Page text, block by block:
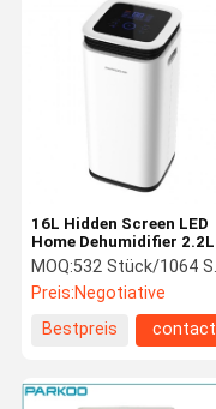
16L Hidden Screen LED
Home Dehumidifier 2.2L
Tank Tower 360°
Windkanäle Intelligente
Touchsteuerung der
Luftfeuchtigkeit
MOQ:532 Stück/1064 Stück/1328 Stück
Preis:Negotiative
Bestpreis
contact